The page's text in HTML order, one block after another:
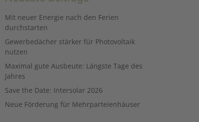
Mit neuer Energie nach den Ferien
durchstarten
Gewerbedächer stärker für Photovoltaik
nutzen
Maximal gute Ausbeute: Längste Tage des
Jahres
Save the Date: Intersolar 2026
Neue Förderung für Mehrparteien­häuser